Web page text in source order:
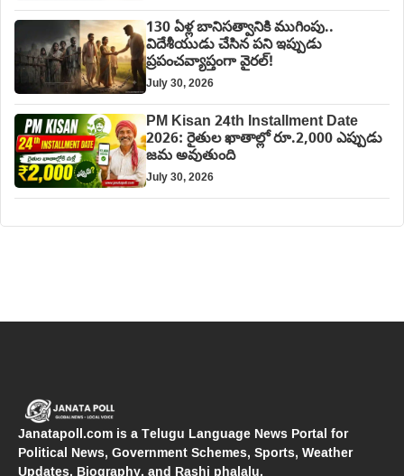
130 ఏళ్ల బానిసత్వానికి ముగింపు..
విదేశీయుడు చేసిన పని ఇప్పుడు
ప్రపంచవ్యాప్తంగా వైరల్!
July 30, 2026
PM Kisan 24th Installment Date
2026: రైతుల ఖాతాల్లో రూ.2,000 ఎప్పుడు
జమ అవుతుంది
July 30, 2026
Janatapoll.com is a Telugu Language News Portal for
Political News, Government Schemes, Sports, Weather
Updates, Biography, and Rashi phalalu.